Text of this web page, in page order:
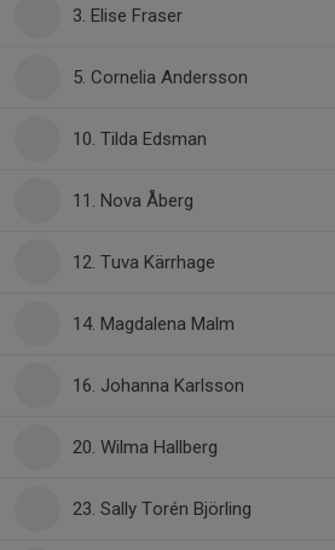
3. Elise Fraser
5. Cornelia Andersson
10. Tilda Edsman
11. Nova Åberg
12. Tuva Kärrhage
14. Magdalena Malm
16. Johanna Karlsson
20. Wilma Hallberg
23. Sally Torén Björling